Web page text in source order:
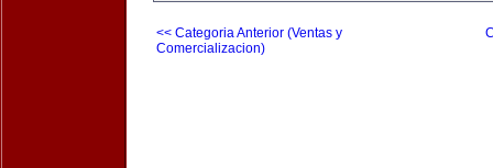
<< Categoria Anterior (Ventas y
Comercializacion)